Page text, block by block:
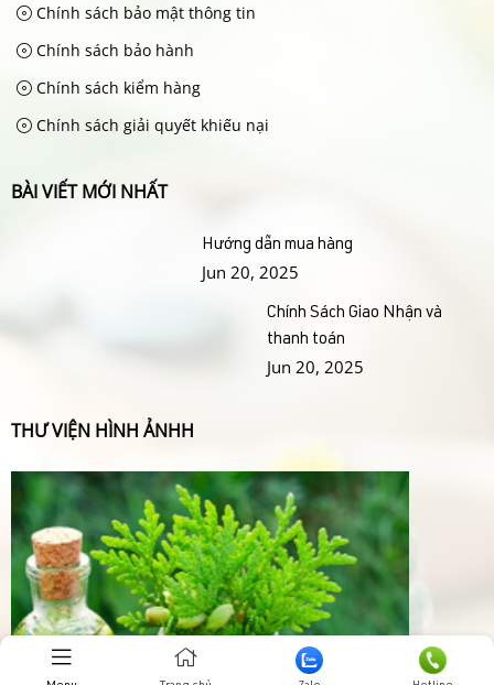
Chính sách bảo mật thông tin
Chính sách bảo hành
Chính sách kiểm hàng
Chính sách giải quyết khiếu nại
BÀI VIẾT MỚI NHẤT
Hướng dẫn mua hàng
Jun 20, 2025
Chính Sách Giao Nhận và
thanh toán
Jun 20, 2025
THƯ VIỆN HÌNH ẢNHH